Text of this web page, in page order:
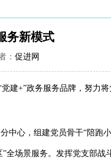
务新模式
： 促进网
建+”政务服务品牌，努力将
心，组建党员骨干“陪跑
全场景服务。发挥党支部战